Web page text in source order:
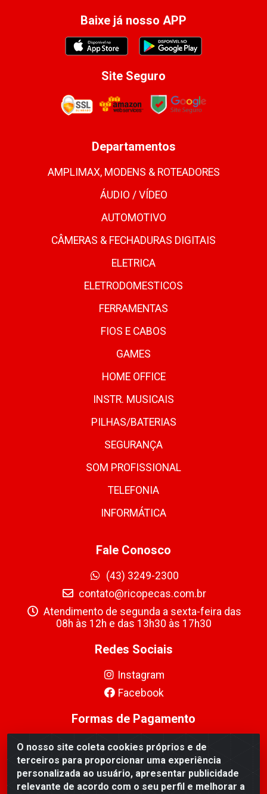
O nosso site coleta cookies próprios e de
terceiros para proporcionar uma experiência
personalizada ao usuário, apresentar publicidade
relevante de acordo com o seu perfil e melhorar a
Baixe já nosso APP
Site Seguro
Departamentos
AMPLIMAX, MODENS & ROTEADORES
ÁUDIO / VÍDEO
AUTOMOTIVO
CÂMERAS & FECHADURAS DIGITAIS
ELETRICA
ELETRODOMESTICOS
FERRAMENTAS
FIOS E CABOS
GAMES
HOME OFFICE
INSTR. MUSICAIS
PILHAS/BATERIAS
SEGURANÇA
SOM PROFISSIONAL
TELEFONIA
INFORMÁTICA
Fale Conosco
(43) 3249-2300
contato@ricopecas.com.br
Atendimento de segunda a sexta-feira das
08h às 12h e das 13h30 às 17h30
Redes Sociais
Instagram
Facebook
Formas de Pagamento
Ricopeças Comércio de componentes Eletrônicos Ltda -